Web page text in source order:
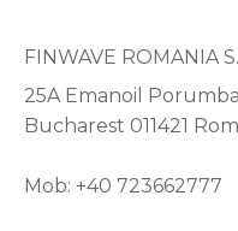
FINWAVE ROMANIA
25A Emanoil
Bucharest 011421
Mob: +40 723662777